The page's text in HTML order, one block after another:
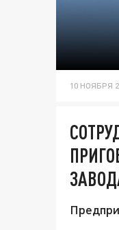
10 НОЯБРЯ